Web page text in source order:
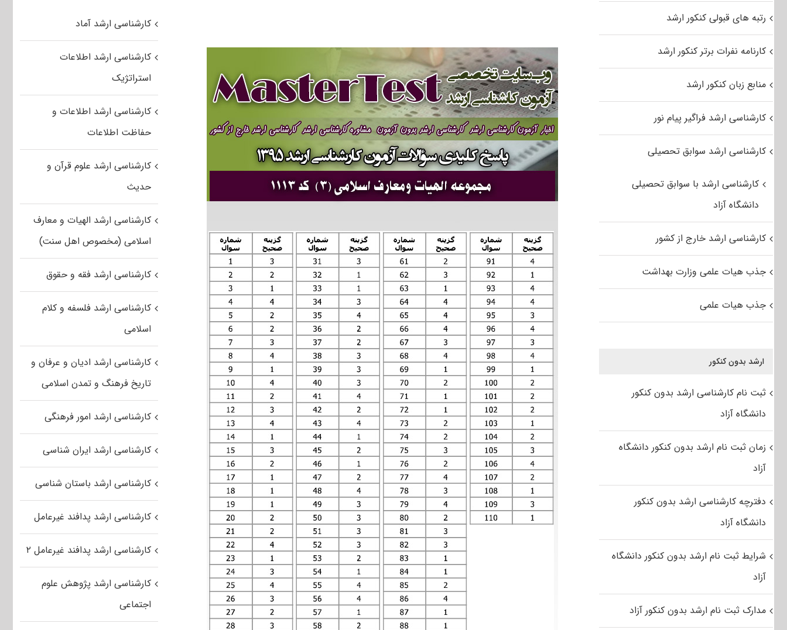
کارشناسی ارشد آماد
کارشناسی ارشد اطلاعات
استراتژیک
کارشناسی ارشد اطلاعات و
حفاظت اطلاعات
کارشناسی ارشد علوم قرآن و
حدیث
کارشناسی ارشد الهیات و معارف
اسلامی (مخصوص اهل سنت)
کارشناسی ارشد فقه و حقوق
کارشناسی ارشد فلسفه و کلام
اسلامی
کارشناسی ارشد ادیان و عرفان و
تاریخ فرهنگ و تمدن اسلامی
کارشناسی ارشد امور فرهنگی
کارشناسی ارشد ایران شناسی
کارشناسی ارشد باستان شناسی
کارشناسی ارشد پدافند غیرعامل
کارشناسی ارشد پدافند غیرعامل ۲
کارشناسی ارشد پژوهش علوم
اجتماعی
رتبه های قبولی کنکور ارشد
کارنامه نفرات برتر کنکور ارشد
منابع زبان کنکور ارشد
کارشناسی ارشد فراگیر پیام نور
کارشناسی ارشد سوابق تحصیلی
کارشناسی ارشد با سوابق تحصیلی
دانشگاه آزاد
کارشناسی ارشد خارج از کشور
جذب هیات علمی وزارت بهداشت
جذب هیات علمی
ارشد بدون کنکور
ثبت نام کارشناسی ارشد بدون کنکور
دانشگاه آزاد
زمان ثبت نام ارشد بدون کنکور دانشگاه
آزاد
دفترچه کارشناسی ارشد بدون کنکور
دانشگاه آزاد
شرایط ثبت نام ارشد بدون کنکور دانشگاه
آزاد
مدارک ثبت نام ارشد بدون کنکور آزاد